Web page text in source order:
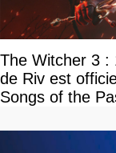
The Witcher 3 :
de Riv est
Songs of the